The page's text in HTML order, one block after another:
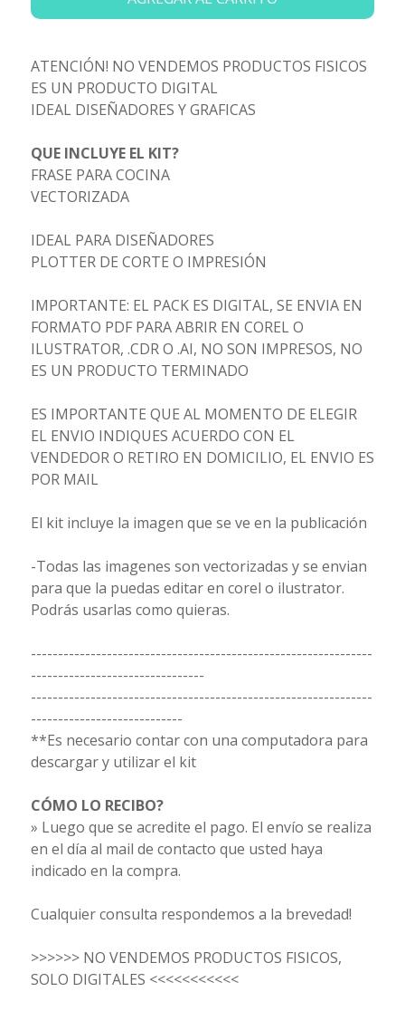
ATENCIÓN! NO VENDEMOS PRODUCTOS FISICOS
ES UN PRODUCTO DIGITAL
IDEAL DISEÑADORES Y GRAFICAS
QUE INCLUYE EL KIT?
FRASE PARA COCINA
VECTORIZADA
IDEAL PARA DISEÑADORES
PLOTTER DE CORTE O IMPRESIÓN
IMPORTANTE: EL PACK ES DIGITAL, SE ENVIA EN
FORMATO PDF PARA ABRIR EN COREL O
ILUSTRATOR, .CDR O .AI, NO SON IMPRESOS, NO
ES UN PRODUCTO TERMINADO
ES IMPORTANTE QUE AL MOMENTO DE ELEGIR
EL ENVIO INDIQUES ACUERDO CON EL
VENDEDOR O RETIRO EN DOMICILIO, EL ENVIO ES
POR MAIL
El kit incluye la imagen que se ve en la publicación
-Todas las imagenes son vectorizadas y se envian
para que la puedas editar en corel o ilustrator.
Podrás usarlas como quieras.
---------------------------------------------------------------
--------------------------------
---------------------------------------------------------------
----------------------------
**Es necesario contar con una computadora para
descargar y utilizar el kit
CÓMO LO RECIBO?
» Luego que se acredite el pago. El envío se realiza
en el día al mail de contacto que usted haya
indicado en la compra.
Cualquier consulta respondemos a la brevedad!
>>>>>> NO VENDEMOS PRODUCTOS FISICOS,
SOLO DIGITALES <<<<<<<<<<<